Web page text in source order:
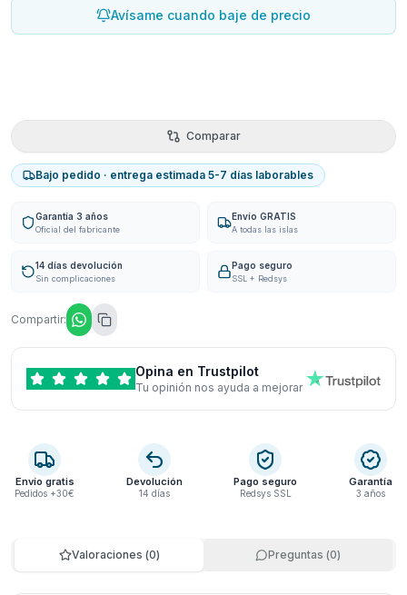
Avísame cuando baje de precio
Comparar
Bajo pedido · entrega estimada 5-7 días laborables
Garantía 3 años
Oficial del fabricante
Envío GRATIS
A todas las islas
14 días devolución
Sin complicaciones
Pago seguro
SSL + Redsys
Compartir:
Opina en Trustpilot
Tu opinión nos ayuda a mejorar
Envío gratis
Pedidos +30€
Devolución
14 días
Pago seguro
Redsys SSL
Garantía
3 años
Valoraciones (0) Preguntas (0)